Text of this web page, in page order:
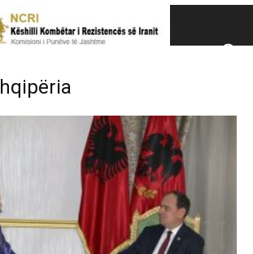
Kombëtar të
Kombëtar të Rezistencës së Iranit (NCRI)